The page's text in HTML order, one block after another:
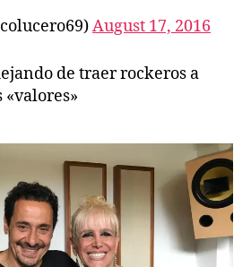
August 17, 2016
de traer rockeros a